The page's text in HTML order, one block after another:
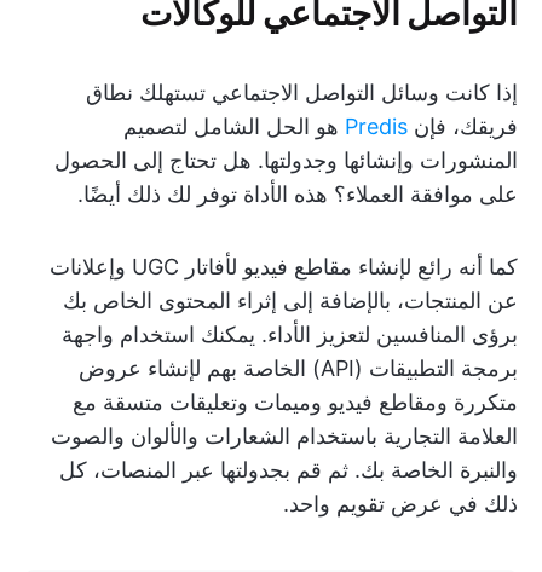
التواصل الاجتماعي للوكالات
إذا كانت وسائل التواصل الاجتماعي تستهلك نطاق
فريقك، فإن Predis هو الحل الشامل لتصميم
المنشورات وإنشائها وجدولتها. هل تحتاج إلى الحصول
على موافقة العملاء؟ هذه الأداة توفر لك ذلك أيضًا.
كما أنه رائع لإنشاء مقاطع فيديو لأفاتار UGC وإعلانات
عن المنتجات، بالإضافة إلى إثراء المحتوى الخاص بك
برؤى المنافسين لتعزيز الأداء. يمكنك استخدام واجهة
برمجة التطبيقات (API) الخاصة بهم لإنشاء عروض
متكررة ومقاطع فيديو وميمات وتعليقات متسقة مع
العلامة التجارية باستخدام الشعارات والألوان والصوت
والنبرة الخاصة بك. ثم قم بجدولتها عبر المنصات، كل
ذلك في عرض تقويم واحد.